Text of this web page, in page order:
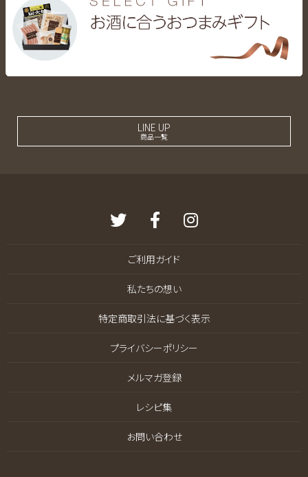
LINE UP
商品一覧
ご利用ガイド
私たちの想い
特定商取引法に基づく表示
プライバシーポリシー
メルマガ登録
レシピ集
お問い合わせ